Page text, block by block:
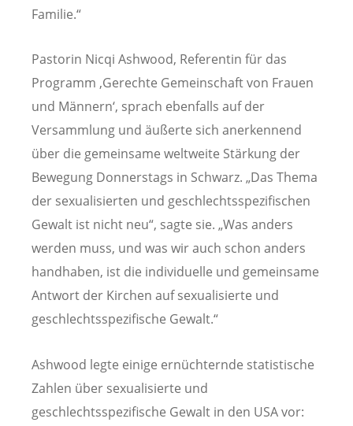
Familie.“
Pastorin Nicqi Ashwood, Referentin für das
Programm ‚Gerechte Gemeinschaft von Frauen
und Männern‘, sprach ebenfalls auf der
Versammlung und äußerte sich anerkennend
über die gemeinsame weltweite Stärkung der
Bewegung Donnerstags in Schwarz. „Das Thema
der sexualisierten und geschlechtsspezifischen
Gewalt ist nicht neu“, sagte sie. „Was anders
werden muss, und was wir auch schon anders
handhaben, ist die individuelle und gemeinsame
Antwort der Kirchen auf sexualisierte und
geschlechtsspezifische Gewalt.“
Ashwood legte einige ernüchternde statistische
Zahlen über sexualisierte und
geschlechtsspezifische Gewalt in den USA vor: